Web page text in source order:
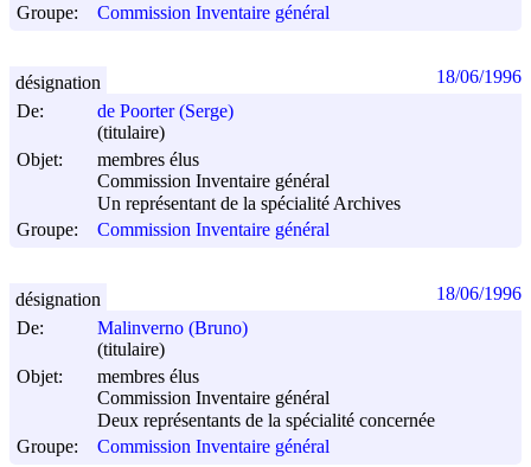
Groupe:
Commission Inventaire général
De:
de Poorter (Serge)
(titulaire)
Objet:
membres élus
Commission Inventaire général
Un représentant de la spécialité Archives
Groupe:
Commission Inventaire général
désignation 18/06/1996
De:
Malinverno (Bruno)
(titulaire)
Objet:
membres élus
Commission Inventaire général
Deux représentants de la spécialité concernée
Groupe:
Commission Inventaire général
désignation 18/06/1996